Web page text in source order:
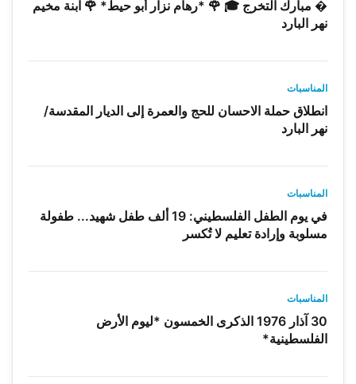
� مبارك التخرج 🎓 🌹 *رهام نزار أبو حيط* 🌹 ابنة مخيم
نهر البارد
المناسبات
انطلاق حملة الاحسان للحج والعمرة إلى الديار المقدسة/
نهر البارد
المناسبات
في يوم الطفل الفلسطيني: 19 ألف طفل شهيد... طفولة
مسلوبة وإرادة تعليم لا تُكسر
المناسبات
30 آذار 1976 الذكرى الخمسون *ليوم الأرض
الفلسطينية*